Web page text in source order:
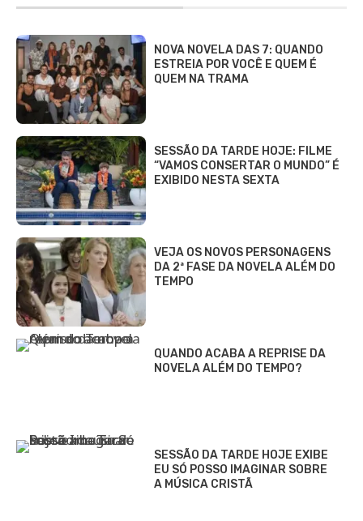
NOVA NOVELA DAS 7: QUANDO
ESTREIA POR VOCÊ E QUEM É
QUEM NA TRAMA
SESSÃO DA TARDE HOJE: FILME
“VAMOS CONSERTAR O MUNDO” É
EXIBIDO NESTA SEXTA
VEJA OS NOVOS PERSONAGENS
DA 2ª FASE DA NOVELA ALÉM DO
TEMPO
QUANDO ACABA A REPRISE DA
NOVELA ALÉM DO TEMPO?
SESSÃO DA TARDE HOJE EXIBE
EU SÓ POSSO IMAGINAR SOBRE
A MÚSICA CRISTÃ